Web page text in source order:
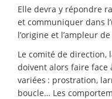
Elle devra y répondre
et communiquer dans
l’origine et l’ampleur
Le comité de direction,
doivent alors faire face
variées : prostration,
boucle… Les